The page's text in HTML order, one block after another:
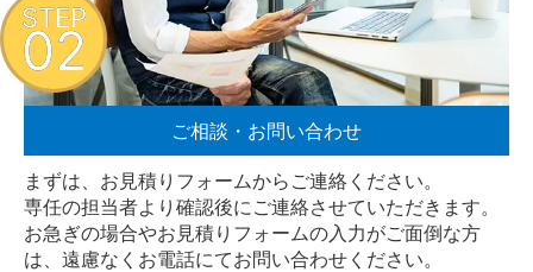
ご相談・お問い合わせ
まずは、お見積りフォームからご連絡ください。
専任の担当者より確認後にご連絡させていただきます。
お急ぎの場合やお見積りフォームの入力がご面倒な方
は、遠慮なく お電話にてお問い合わせください。
STEP
02